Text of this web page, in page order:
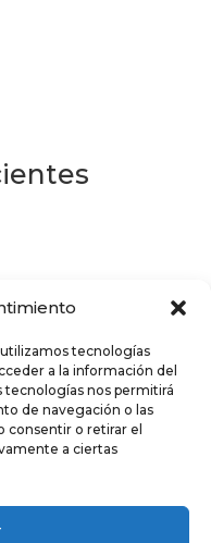
tecnologías
a la información del
tecnologías nos permitirá
de navegación o las
consentir o retirar el
a ciertas